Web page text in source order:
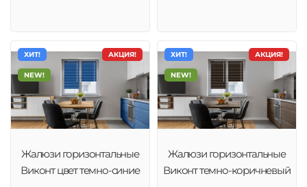
АКЦИЯ!
ХИТ!
NEW!
Жалюзи горизонтальные
Виконт цвет темно-синие
АКЦИЯ!
ХИТ!
NEW!
Жалюзи горизонтальные
Виконт темно-коричневый